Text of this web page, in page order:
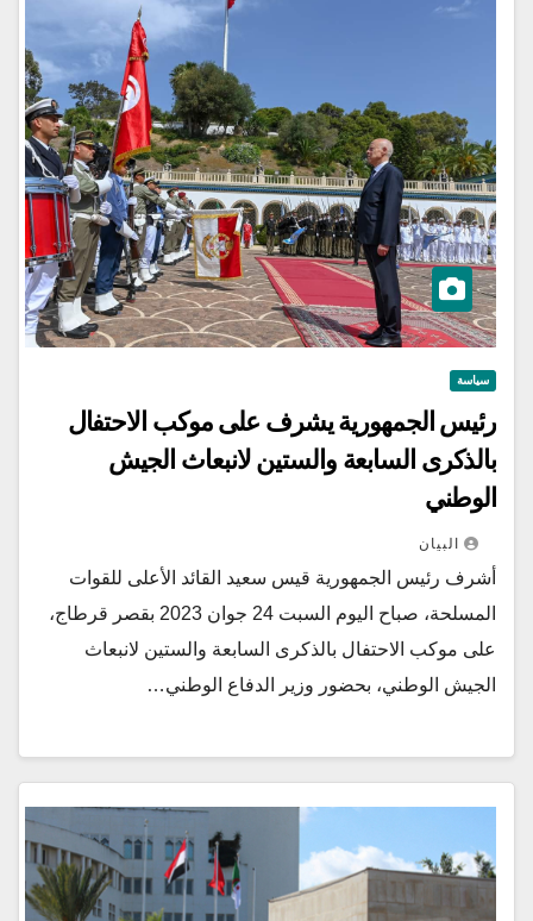
سياسة
رئيس الجمهورية يشرف على موكب الاحتفال
بالذكرى السابعة والستين لانبعاث الجيش
الوطني
البيان
أشرف رئيس الجمهورية قيس سعيد القائد الأعلى للقوات
المسلحة، صباح اليوم السبت 24 جوان 2023 بقصر قرطاج،
على موكب الاحتفال بالذكرى السابعة والستين لانبعاث
الجيش الوطني، بحضور وزير الدفاع الوطني…